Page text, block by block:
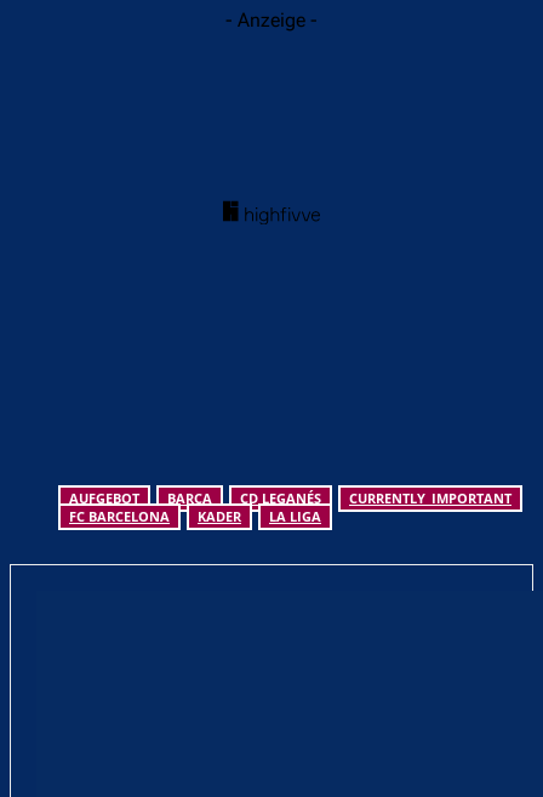
- Anzeige -
AUFGEBOT BARCA CD LEGANÉS
CURRENTLY_IMPORTANT
FC BARCELONA
KADER LA LIGA